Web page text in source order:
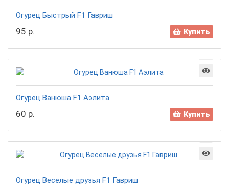
Огурец Быстрый F1 Гавриш
95 р. Купить
Огурец Ванюша F1 Аэлита
60 р. Купить
Огурец Веселые друзья F1 Гавриш